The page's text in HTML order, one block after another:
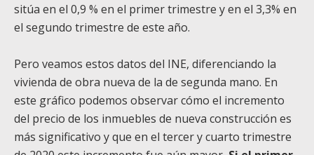
sitúa en el 0,9 % en el primer trimestre y en el 3,3% en
el segundo trimestre de este año.
Pero veamos estos datos del INE, diferenciando la
vivienda de obra nueva de la de segunda mano. En
este gráfico podemos observar cómo el incremento
del precio de los inmuebles de nueva construcción es
más significativo y que en el tercer y cuarto trimestre